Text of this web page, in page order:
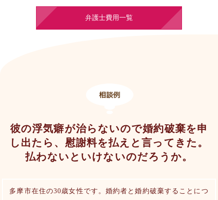
弁護士費用一覧
彼の浮気癖が治らないので婚約破棄を申
し出たら、慰謝料を払えと言ってきた。
払わないといけないのだろうか。
多摩市在住の30歳女性です。婚約者と婚約破棄することにつ